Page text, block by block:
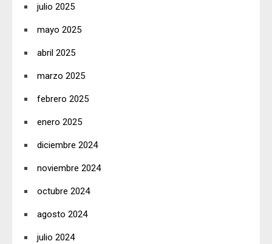
julio 2025
mayo 2025
abril 2025
marzo 2025
febrero 2025
enero 2025
diciembre 2024
noviembre 2024
octubre 2024
agosto 2024
julio 2024